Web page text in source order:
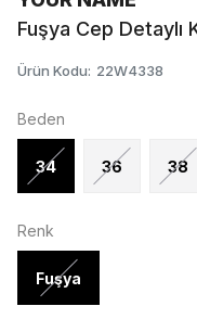
Fuşya Cep Detaylı
Ürün Kodu: 22W4338
Beden
34 36 38
Renk
Fuşya